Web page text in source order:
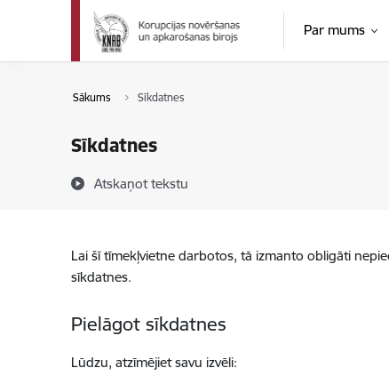
Pāriet uz lapas saturu
Par mums
Sākums Sīkdatnes
Sīkdatnes
Atskaņot tekstu
Lai šī tīmekļvietne darbotos, tā izmanto obligāti
sīkdatnes.
Pielāgot sīkdatnes
Lūdzu, atzīmējiet savu izvēli: